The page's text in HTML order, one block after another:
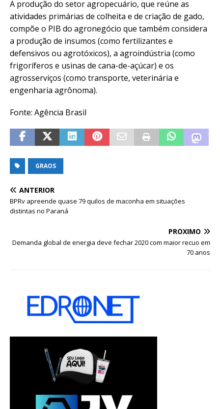
A produção do setor agropecuário, que reúne as
atividades primárias de colheita e de criação de gado,
compõe o PIB do agronegócio que também considera
a produção de insumos (como fertilizantes e
defensivos ou agrotóxicos), a agroindústria (como
frigoríferos e usinas de cana-de-açúcar) e os
agrosserviços (como transporte, veterinária e
engenharia agrônoma).
Fonte: Agência Brasil
GRAOS
ANTERIOR
BPRv apreende quase 79 quilos de maconha em situações
distintas no Paraná
PRÓXIMO
Demanda global de energia deve fechar 2020 com maior recuo em
70 anos